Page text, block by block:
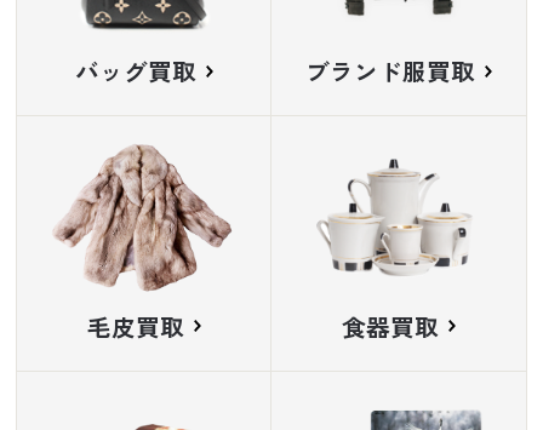
バッグ買取 ブランド服買取
毛皮買取 食器買取